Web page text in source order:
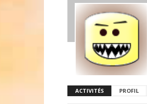
ACTIVITÉS PROFIL